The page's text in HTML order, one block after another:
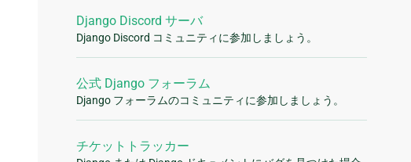
Django Discord サーバ
Django Discord コミュニティに参加しましょう。
公式 Django フォーラム
Django フォーラムのコミュニティに参加しましょう。
チケットトラッカー